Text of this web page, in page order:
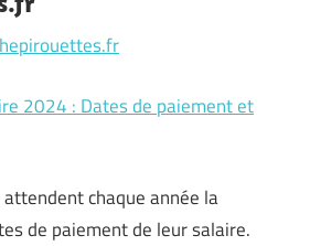
2024 : Dates de paiement et
chaque année la
de paiement de leur salaire.